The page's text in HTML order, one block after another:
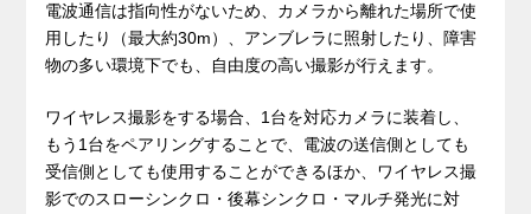
電波通信は指向性がないため、カメラから離れた場所で使
用したり（最大約30m）、アンブレラに照射したり、障害
物の多い環境下でも、自由度の高い撮影が行えます。
ワイヤレス撮影をする場合、1台を対応カメラに装着し、
もう1台をペアリングすることで、電波の送信側としても
受信側としても使用することができるほか、ワイヤレス撮
影でのスローシンクロ・後幕シンクロ・マルチ発光に対